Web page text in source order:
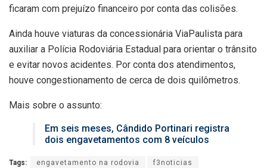
ficaram com prejuízo financeiro por conta das colisões.
Ainda houve viaturas da concessionária ViaPaulista para
auxiliar a Polícia Rodoviária Estadual para orientar o trânsito
e evitar novos acidentes. Por conta dos atendimentos,
houve congestionamento de cerca de dois quilômetros.
Mais sobre o assunto:
Em seis meses, Cândido Portinari registra
dois engavetamentos com 8 veículos
Tags: engavetamento na rodovia f3noticias